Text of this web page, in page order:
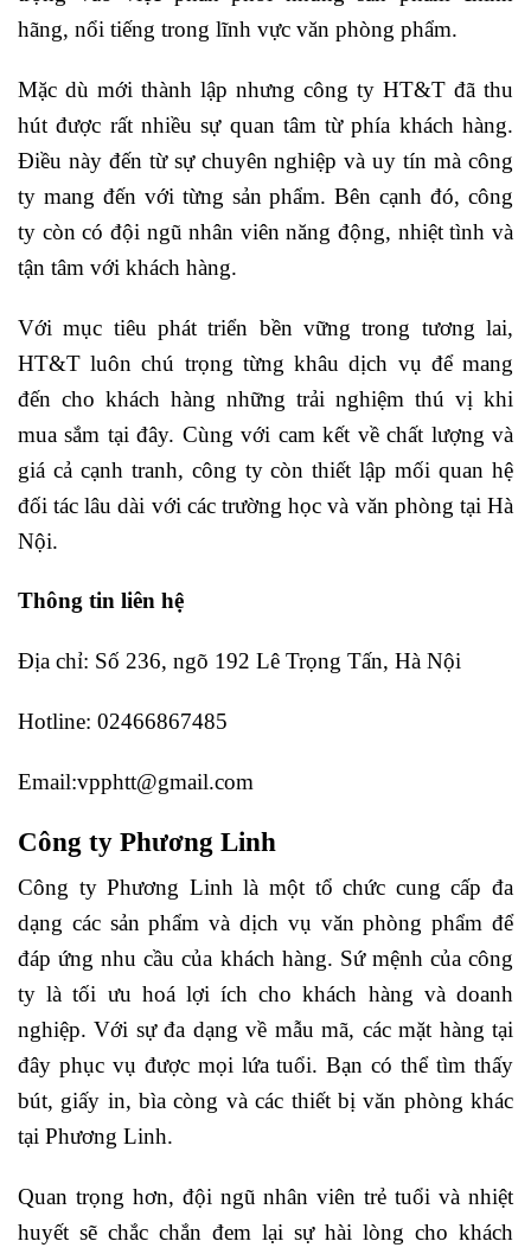
hãng, nổi tiếng trong lĩnh vực văn phòng phẩm.
Mặc dù mới thành lập nhưng công ty HT&T đã thu
hút được rất nhiều sự quan tâm từ phía khách hàng.
Điều này đến từ sự chuyên nghiệp và uy tín mà công
ty mang đến với từng sản phẩm. Bên cạnh đó, công
ty còn có đội ngũ nhân viên năng động, nhiệt tình và
tận tâm với khách hàng.
Với mục tiêu phát triển bền vững trong tương lai,
HT&T luôn chú trọng từng khâu dịch vụ để mang
đến cho khách hàng những trải nghiệm thú vị khi
mua sắm tại đây. Cùng với cam kết về chất lượng và
giá cả cạnh tranh, công ty còn thiết lập mối quan hệ
đối tác lâu dài với các trường học và văn phòng tại Hà
Nội.
Thông tin liên hệ
Địa chỉ: Số 236, ngõ 192 Lê Trọng Tấn, Hà Nội
Hotline: 02466867485
Email:vpphtt@gmail.com
Công ty Phương Linh
Công ty Phương Linh là một tổ chức cung cấp đa
dạng các sản phẩm và dịch vụ văn phòng phẩm để
đáp ứng nhu cầu của khách hàng. Sứ mệnh của công
ty là tối ưu hoá lợi ích cho khách hàng và doanh
nghiệp. Với sự đa dạng về mẫu mã, các mặt hàng tại
đây phục vụ được mọi lứa tuổi. Bạn có thể tìm thấy
bút, giấy in, bìa còng và các thiết bị văn phòng khác
tại Phương Linh.
Quan trọng hơn, đội ngũ nhân viên trẻ tuổi và nhiệt
huyết sẽ chắc chắn đem lại sự hài lòng cho khách